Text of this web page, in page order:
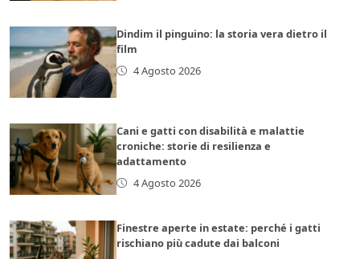
Dindim il pinguino: la storia vera dietro il
film
4 Agosto 2026
Cani e gatti con disabilità e malattie
croniche: storie di resilienza e
adattamento
4 Agosto 2026
Finestre aperte in estate: perché i gatti
rischiano più cadute dai balconi